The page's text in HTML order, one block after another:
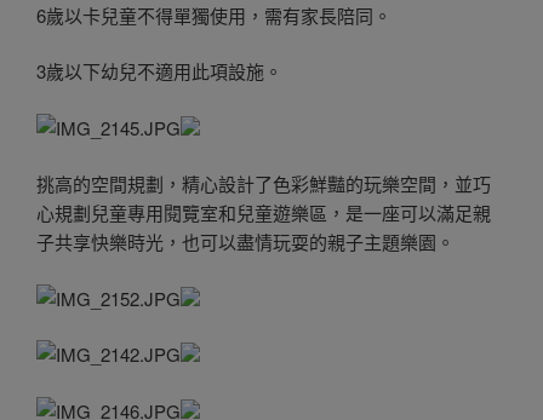
6歲以卡兒童不得單獨使用，需有家長陪同。
3歲以下幼兒不適用此項設施。
挑高的空間規劃，精心設計了色彩鮮豔的玩樂空間，並巧
心規劃兒童專用閱覽室和兒童遊樂區，是一座可以滿足親
子共享快樂時光，也可以盡情玩耍的親子主題樂園。